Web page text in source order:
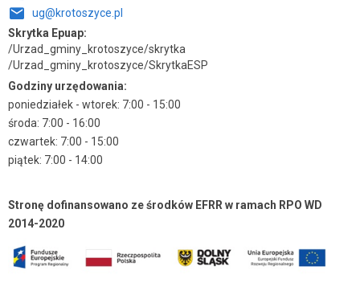
ug@krotoszyce.pl
Skrytka Epuap:
/Urzad_gminy_krotoszyce/skrytka
/Urzad_gminy_krotoszyce/SkrytkaESP
Godziny urzędowania:
poniedziałek - wtorek: 7:00 - 15:00
środa: 7:00 - 16:00
czwartek: 7:00 - 15:00
piątek: 7:00 - 14:00
Stronę dofinansowano ze środków EFRR w ramach RPO WD
2014-2020